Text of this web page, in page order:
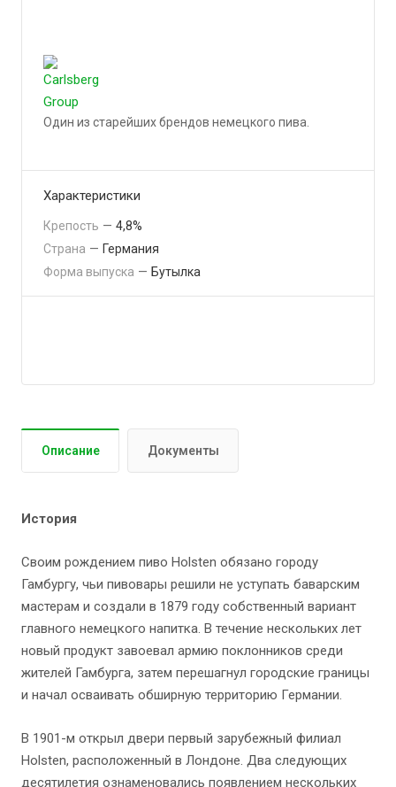
Один из старейших брендов немецкого пива.
Характеристики
Крепость — 4,8%
Страна — Германия
Форма выпуска — Бутылка
Описание Документы
История
Своим рождением пиво Holsten обязано городу
Гамбургу, чьи пивовары решили не уступать баварским
мастерам и создали в 1879 году собственный вариант
главного немецкого напитка. В течение нескольких лет
новый продукт завоевал армию поклонников среди
жителей Гамбурга, затем перешагнул городские границы
и начал осваивать обширную территорию Германии.
В 1901-м открыл двери первый зарубежный филиал
Holsten, расположенный в Лондоне. Два следующих
десятилетия ознаменовались появлением нескольких